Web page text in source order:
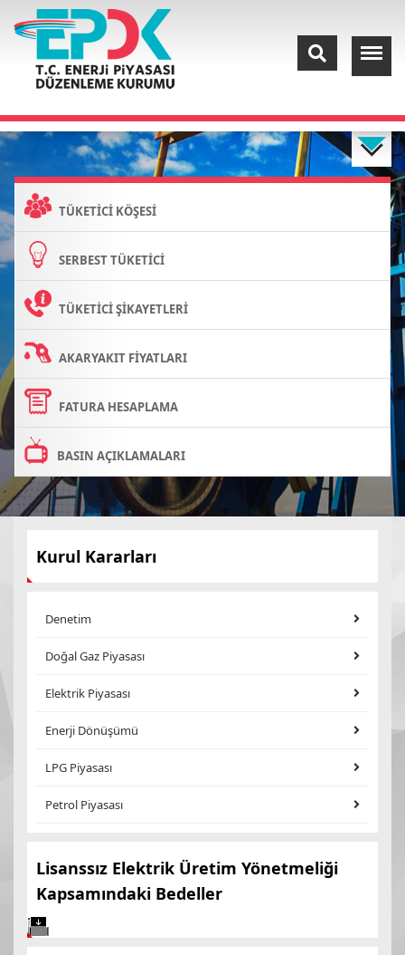
TÜKETİCİ KÖŞESİ
SERBEST TÜKETİCİ
TÜKETİCİ ŞİKAYETLERİ
AKARYAKIT FİYATLARI
FATURA HESAPLAMA
BASIN AÇIKLAMALARI
Kurul Kararları
Denetim
Doğal Gaz Piyasası
Elektrik Piyasası
Enerji Dönüşümü
LPG Piyasası
Petrol Piyasası
Lisanssız Elektrik Üretim Yönetmeliği
Kapsamındaki Bedeller